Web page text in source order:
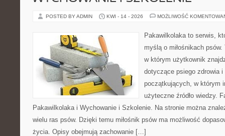
POSTED BY ADMIN KWI - 14 - 2026 MOŻLIWOŚĆ
Pakawilkolaka to serwis,
myślą o miłośnikach
w którym użytkownik
dotyczące psiego zdrowia
początkujących, w którym
użyteczne źródło wiedzy.
Pakawilkolaka i Wychowanie i Szkolenie. Na stronie można
wielu ras psów. Dzięki temu miłośnik psów ma możliwość
życia. Opisy obejmują zachowanie […]